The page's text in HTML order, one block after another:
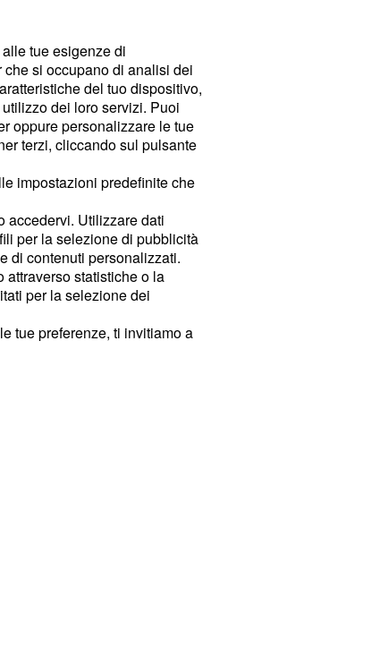
tue esigenze di
che si occupano di analisi dei
del tuo dispositivo,
dei loro servizi. Puoi
oppure personalizzare le tue
terzi, cliccando sul pulsante
impostazioni predefinite che
accedervi. Utilizzare dati
per la selezione di pubblicità
di contenuti personalizzati.
statistiche o la
per la selezione dei
tue preferenze, ti invitiamo a